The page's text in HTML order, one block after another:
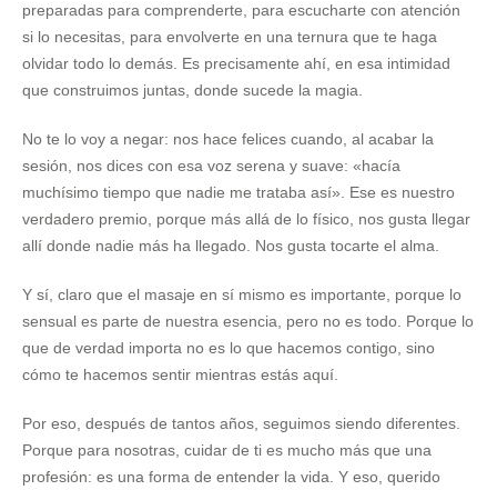
preparadas para comprenderte, para escucharte con atención
si lo necesitas, para envolverte en una ternura que te haga
olvidar todo lo demás. Es precisamente ahí, en esa intimidad
que construimos juntas, donde sucede la magia.
No te lo voy a negar: nos hace felices cuando, al acabar la
sesión, nos dices con esa voz serena y suave: «hacía
muchísimo tiempo que nadie me trataba así». Ese es nuestro
verdadero premio, porque más allá de lo físico, nos gusta llegar
allí donde nadie más ha llegado. Nos gusta tocarte el alma.
Y sí, claro que el masaje en sí mismo es importante, porque lo
sensual es parte de nuestra esencia, pero no es todo. Porque lo
que de verdad importa no es lo que hacemos contigo, sino
cómo te hacemos sentir mientras estás aquí.
Por eso, después de tantos años, seguimos siendo diferentes.
Porque para nosotras, cuidar de ti es mucho más que una
profesión: es una forma de entender la vida. Y eso, querido